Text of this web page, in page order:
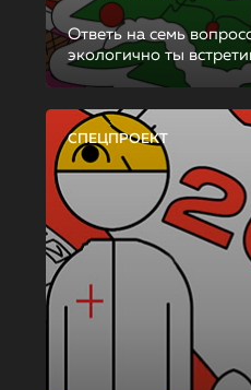
Ответь на семь
экологично ты
СПЕЦПРОЕКТ